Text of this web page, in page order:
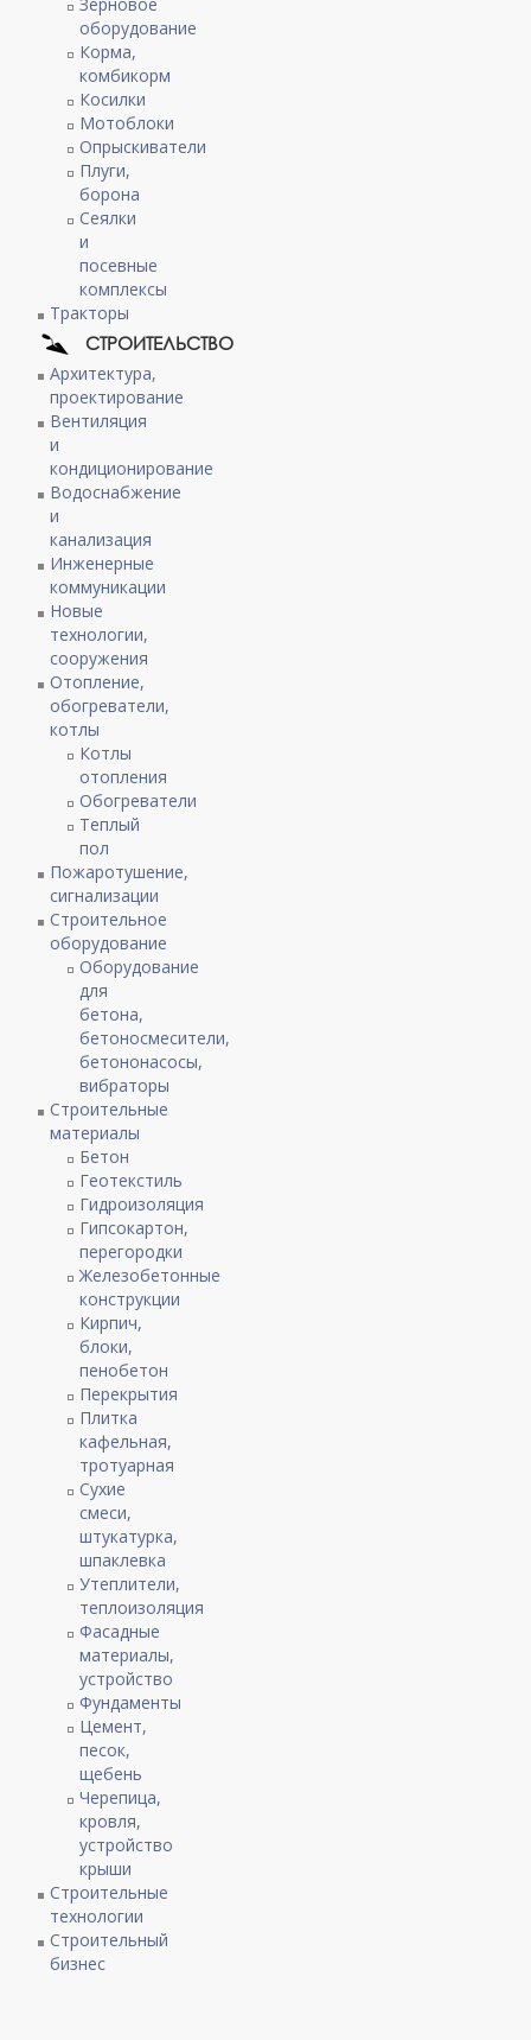
Зерновое
оборудование
Корма,
комбикорм
Косилки
Мотоблоки
Опрыскиватели
Плуги,
борона
Сеялки
и
посевные
комплексы
Тракторы
СТРОИТЕЛЬСТВО
Архитектура,
проектирование
Вентиляция
и
кондиционирование
Водоснабжение
и
канализация
Инженерные
коммуникации
Новые
технологии,
сооружения
Отопление,
обогреватели,
котлы
Котлы
отопления
Обогреватели
Теплый
пол
Пожаротушение,
сигнализации
Строительное
оборудование
Оборудование
для
бетона,
бетоносмесители,
бетононасосы,
вибраторы
Строительные
материалы
Бетон
Геотекстиль
Гидроизоляция
Гипсокартон,
перегородки
Железобетонные
конструкции
Кирпич,
блоки,
пенобетон
Перекрытия
Плитка
кафельная,
тротуарная
Сухие
смеси,
штукатурка,
шпаклевка
Утеплители,
теплоизоляция
Фасадные
материалы,
устройство
Фундаменты
Цемент,
песок,
щебень
Черепица,
кровля,
устройство
крыши
Строительные
технологии
Строительный
бизнес